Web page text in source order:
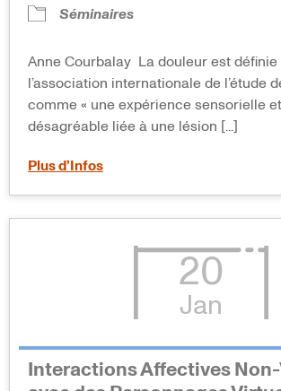
Séminaires
Anne Courbalay La douleur est définie
l’association internationale de l’étude
comme « une expérience sensorielle
désagréable liée à une lésion [...]
Plus d’Infos
20
Jan
Interactions Affectives